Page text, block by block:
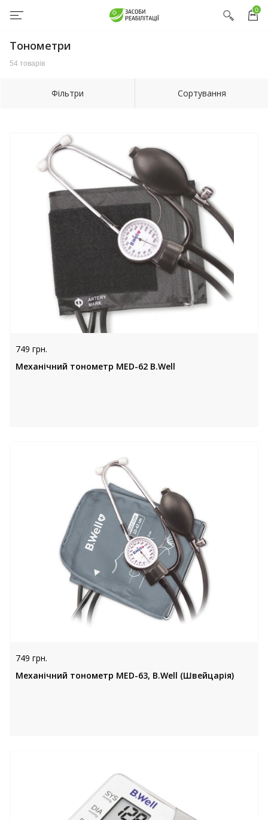
0
Тонометри
54 товарів
Фільтри Сортування
749 грн.
Механічний тонометр MED-62 B.Well
749 грн.
Механічний тонометр MED-63, B.Well (Швейцарія)